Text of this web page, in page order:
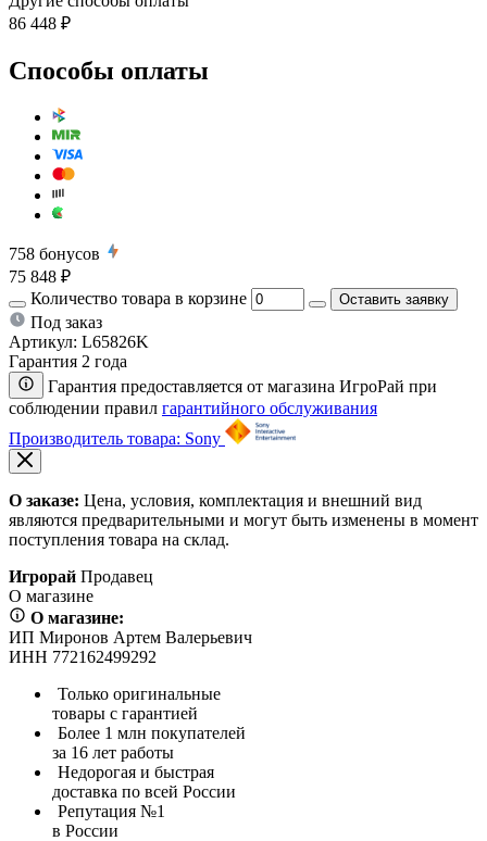
86 448 ₽
Способы оплаты
758 бонусов
75 848 ₽
Количество товара в корзине
Оставить заявку
Под заказ
Артикул: L65826K
Гарантия 2 года
Гарантия предоставляется от магазина ИгроРай при
соблюдении правил гарантийного обслуживания
Производитель товара: Sony
О заказе: Цена, условия, комплектация и внешний вид
являются предварительными и могут быть изменены в момент
поступления товара на склад.
Игрорай Продавец
О магазине
О магазине:
ИП Миронов Артем Валерьевич
ИНН 772162499292
Только оригинальные
товары с гарантией
Более 1 млн покупателей
за 16 лет работы
Недорогая и быстрая
доставка по всей России
Репутация №1
в России